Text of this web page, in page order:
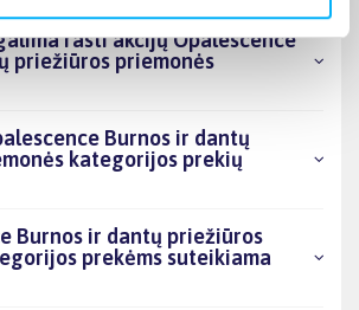
rasti akcijų Opalescence
priežiūros priemonės
Burnos ir dantų
kategorijos prekių
Burnos ir dantų priežiūros
prekėms suteikiama